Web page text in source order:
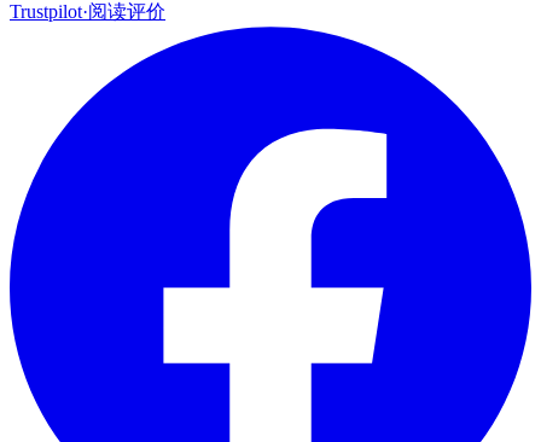
Trustpilot·阅读评价